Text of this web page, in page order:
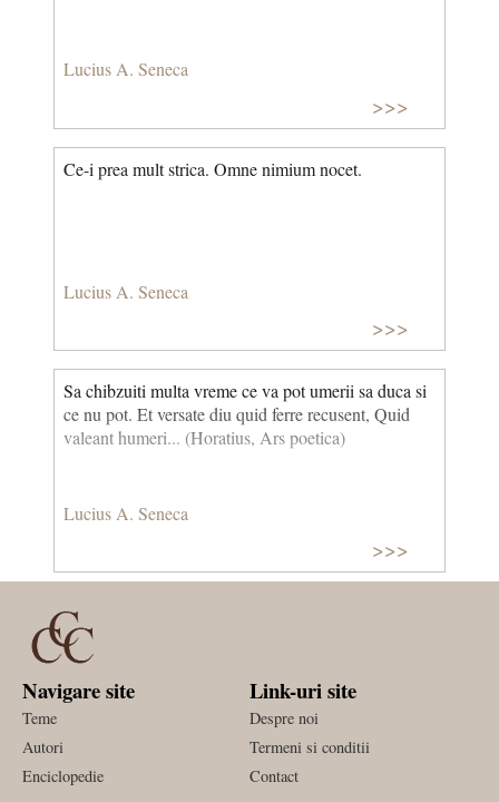
Lucius A. Seneca
>>>
Ce-i prea mult strica. Omne nimium nocet.
Lucius A. Seneca
>>>
Sa chibzuiti multa vreme ce va pot umerii sa duca si
ce nu pot. Et versate diu quid ferre recusent, Quid
valeant humeri... (Horatius, Ars poetica)
Lucius A. Seneca
>>>
Navigare site
Teme
Autori
Enciclopedie
Link-uri site
Despre noi
Termeni si conditii
Contact